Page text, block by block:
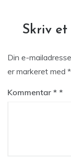
Skriv et
Din e-
er markeret med *
Kommentar *